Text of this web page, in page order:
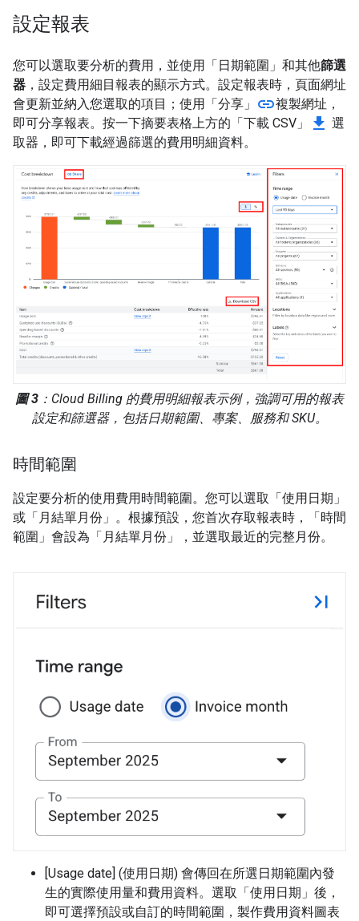
設定報表
您可以選取要分析的費用，並使用「日期範圍」 和其他篩選
器 ，設定費用細目報表的顯示方式。設定報表時，頁面網址
會更新並納入您選取的項目；使用「分享」 link複製網址，
即可分享報表。按一下摘要表格上方的「下載 CSV」
get_app 選
取器，即可下載經過篩選的費用明細資料。
圖 3 ：Cloud Billing 的費用明細報表示例，強調可用的報表
設定和篩選器，包括日期範圍、專案、服務和 SKU。
時間範圍
設定要分析的使用費用時間範圍。您可以選取「使用日期」
或「月結單月份」 。根據預設，您首次存取報表時，「時間
範圍」 會設為「月結單月份」 ，並選取最近的完整月份。
[Usage date] (使用日期) 會傳回在所選日期範圍內發
生的實際使用量和費用資料。選取「使用日期」 後，
即可選擇預設或自訂的時間範圍，製作費用資料圖表